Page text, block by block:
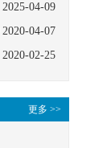
2025-04-09
2020-04-07
2020-02-25
更多 >>